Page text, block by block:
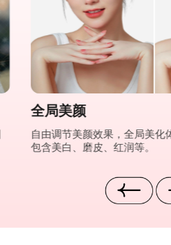
全局美颜
自由调节美颜效果，全局美化
包含美白、磨皮、红润等。